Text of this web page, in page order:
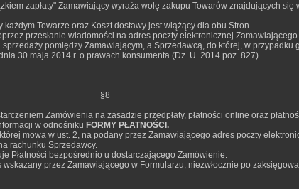
zapłaty" Zamawiający wyraża wolę zakupu Towarów znajdujących się
Towarze oraz Koszt dostawy jest wiążący dla obu Stron.
przesłanie wiadomości na adres poczty elektronicznej
pomiędzy Zamawiającym, a Sprzedawcą, do której, w przypadku
30 maja 2014 r. o prawach konsumenta (Dz. U. 2014 poz. 827).
§8
Zamówienia na zasadzie przedpłaty, płatności online oraz
w odnośniku FORMY PŁATNOŚCI.
mowa w ust. 2, na podany przez Zamawiającego adres poczty
rachunku Sprzedawcy.
Płatności bezpośrednio u dostarczającego Zamówienie.
przez Zamawiającego w Formularzu, niezwłocznie po